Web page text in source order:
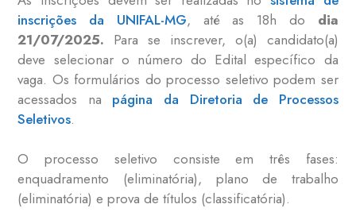
inscrições da UNIFAL-MG, até as 18h do dia
21/07/2025. Para se inscrever, o(a) candidato(a)
deve selecionar o número do Edital específico da
vaga. Os formulários do processo seletivo podem ser
acessados na página da Diretoria de Processos
Seletivos.
O processo seletivo consiste em três fases:
enquadramento (eliminatória), plano de trabalho
(eliminatória) e prova de títulos (classificatória).